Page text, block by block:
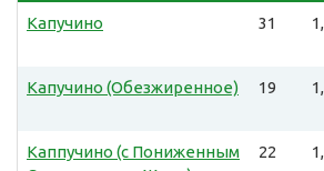
Капучино 31
Капучино (Обезжиренное) 19
Каппучино (с Пониженным
22